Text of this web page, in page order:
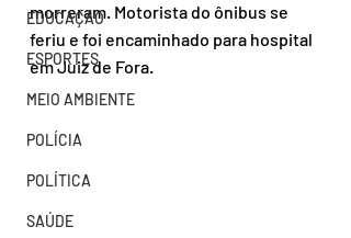
EDUCAÇÃO
ESPORTES
MEIO AMBIENTE
POLÍCIA
POLÍTICA
SAÚDE
morreram. Motorista do ônibus se
feriu e foi encaminhado para hospital
em Juiz de Fora.